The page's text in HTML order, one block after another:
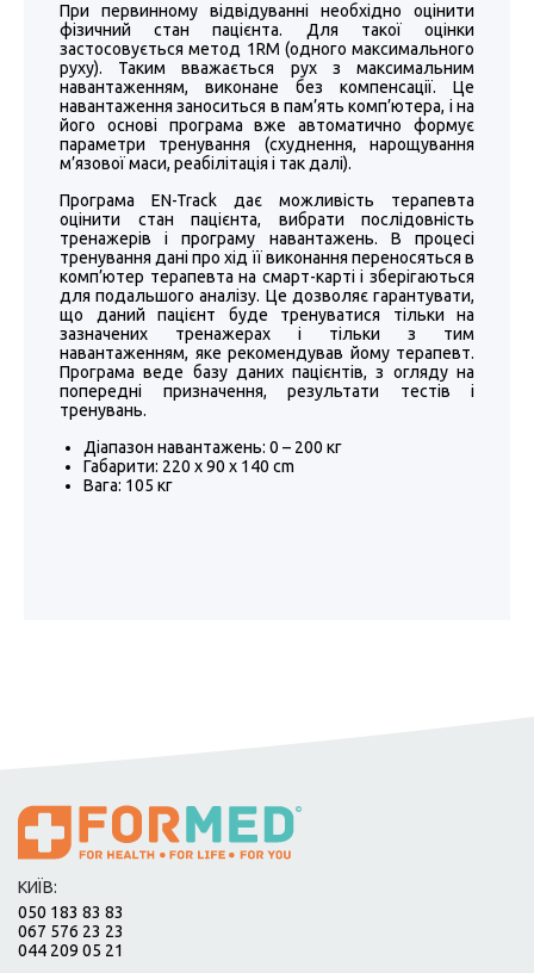
При первинному відвідуванні необхідно оцінити
фізичний стан пацієнта. Для такої оцінки
застосовується метод 1RM (одного максимального
руху). Таким вважається рух з максимальним
навантаженням, виконане без компенсації. Це
навантаження заноситься в пам’ять комп’ютера, і на
його основі програма вже автоматично формує
параметри тренування (схуднення, нарощування
м’язової маси, реабілітація і так далі).
Програма EN-Track дає можливість терапевта
оцінити стан пацієнта, вибрати послідовність
тренажерів і програму навантажень. В процесі
тренування дані про хід її виконання переносяться в
комп’ютер терапевта на смарт-карті і зберігаються
для подальшого аналізу. Це дозволяє гарантувати,
що даний пацієнт буде тренуватися тільки на
зазначених тренажерах і тільки з тим
навантаженням, яке рекомендував йому терапевт.
Програма веде базу даних пацієнтів, з огляду на
попередні призначення, результати тестів і
тренувань.
Діапазон навантажень: 0 – 200 кг
Габарити: 220 x 90 x 140 cm
Вага: 105 кг
КИЇВ:
050 183 83 83
067 576 23 23
044 209 05 21